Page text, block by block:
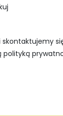
polityką